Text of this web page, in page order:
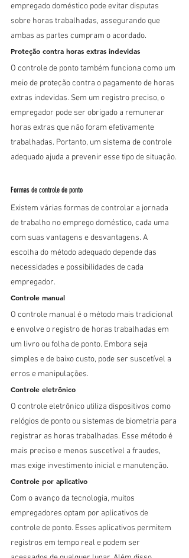
empregado doméstico pode evitar disputas
sobre horas trabalhadas, assegurando que
ambas as partes cumpram o acordado.
Proteção contra horas extras indevidas
O controle de ponto também funciona como um
meio de proteção contra o pagamento de horas
extras indevidas. Sem um registro preciso, o
empregador pode ser obrigado a remunerar
horas extras que não foram efetivamente
trabalhadas. Portanto, um sistema de controle
adequado ajuda a prevenir esse tipo de situação.
Formas de controle de ponto
Existem várias formas de controlar a jornada
de trabalho no emprego doméstico, cada uma
com suas vantagens e desvantagens. A
escolha do método adequado depende das
necessidades e possibilidades de cada
empregador.
Controle manual
O controle manual é o método mais tradicional
e envolve o registro de horas trabalhadas em
um livro ou folha de ponto. Embora seja
simples e de baixo custo, pode ser suscetível a
erros e manipulações.
Controle eletrônico
O controle eletrônico utiliza dispositivos como
relógios de ponto ou sistemas de biometria para
registrar as horas trabalhadas. Esse método é
mais preciso e menos suscetível a fraudes,
mas exige investimento inicial e manutenção.
Controle por aplicativo
Com o avanço da tecnologia, muitos
empregadores optam por aplicativos de
controle de ponto. Esses aplicativos permitem
registros em tempo real e podem ser